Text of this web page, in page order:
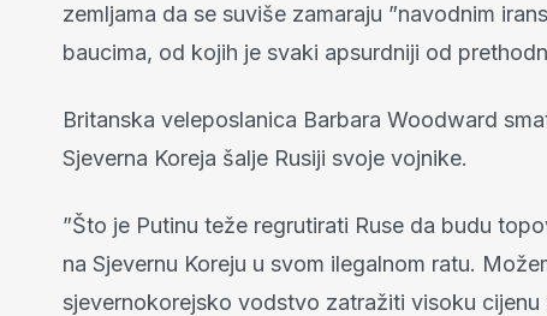
zemljama da se suviše zamaraju ”navodnim
baucima, od kojih je svaki apsurdniji od
Britanska veleposlanica Barbara Woodward
Sjeverna Koreja šalje Rusiji svoje vojnike.
”Što je Putinu teže regrutirati Ruse da budu
na Sjevernu Koreju u svom ilegalnom ratu.
sjevernokorejsko vodstvo zatražiti visoku cijenu